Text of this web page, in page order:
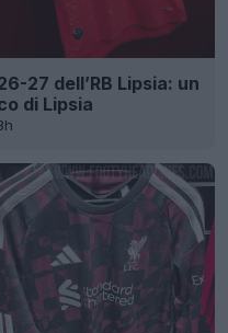
27 dell’RB Lipsia: un
di Lipsia